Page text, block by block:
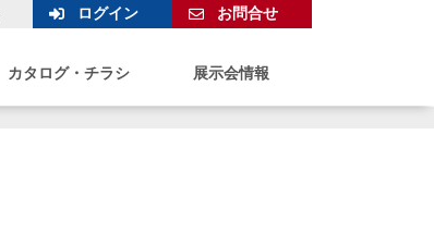
カタログ・チラシ 展示会情報
ログイン お問合せ